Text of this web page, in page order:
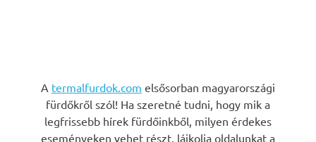
A termalfurdok.com elsősorban magyarországi
fürdőkről szól! Ha szeretné tudni, hogy mik a
legfrissebb hírek fürdőinkből, milyen érdekes
eseményeken vehet részt, lájkolja oldalunkat a